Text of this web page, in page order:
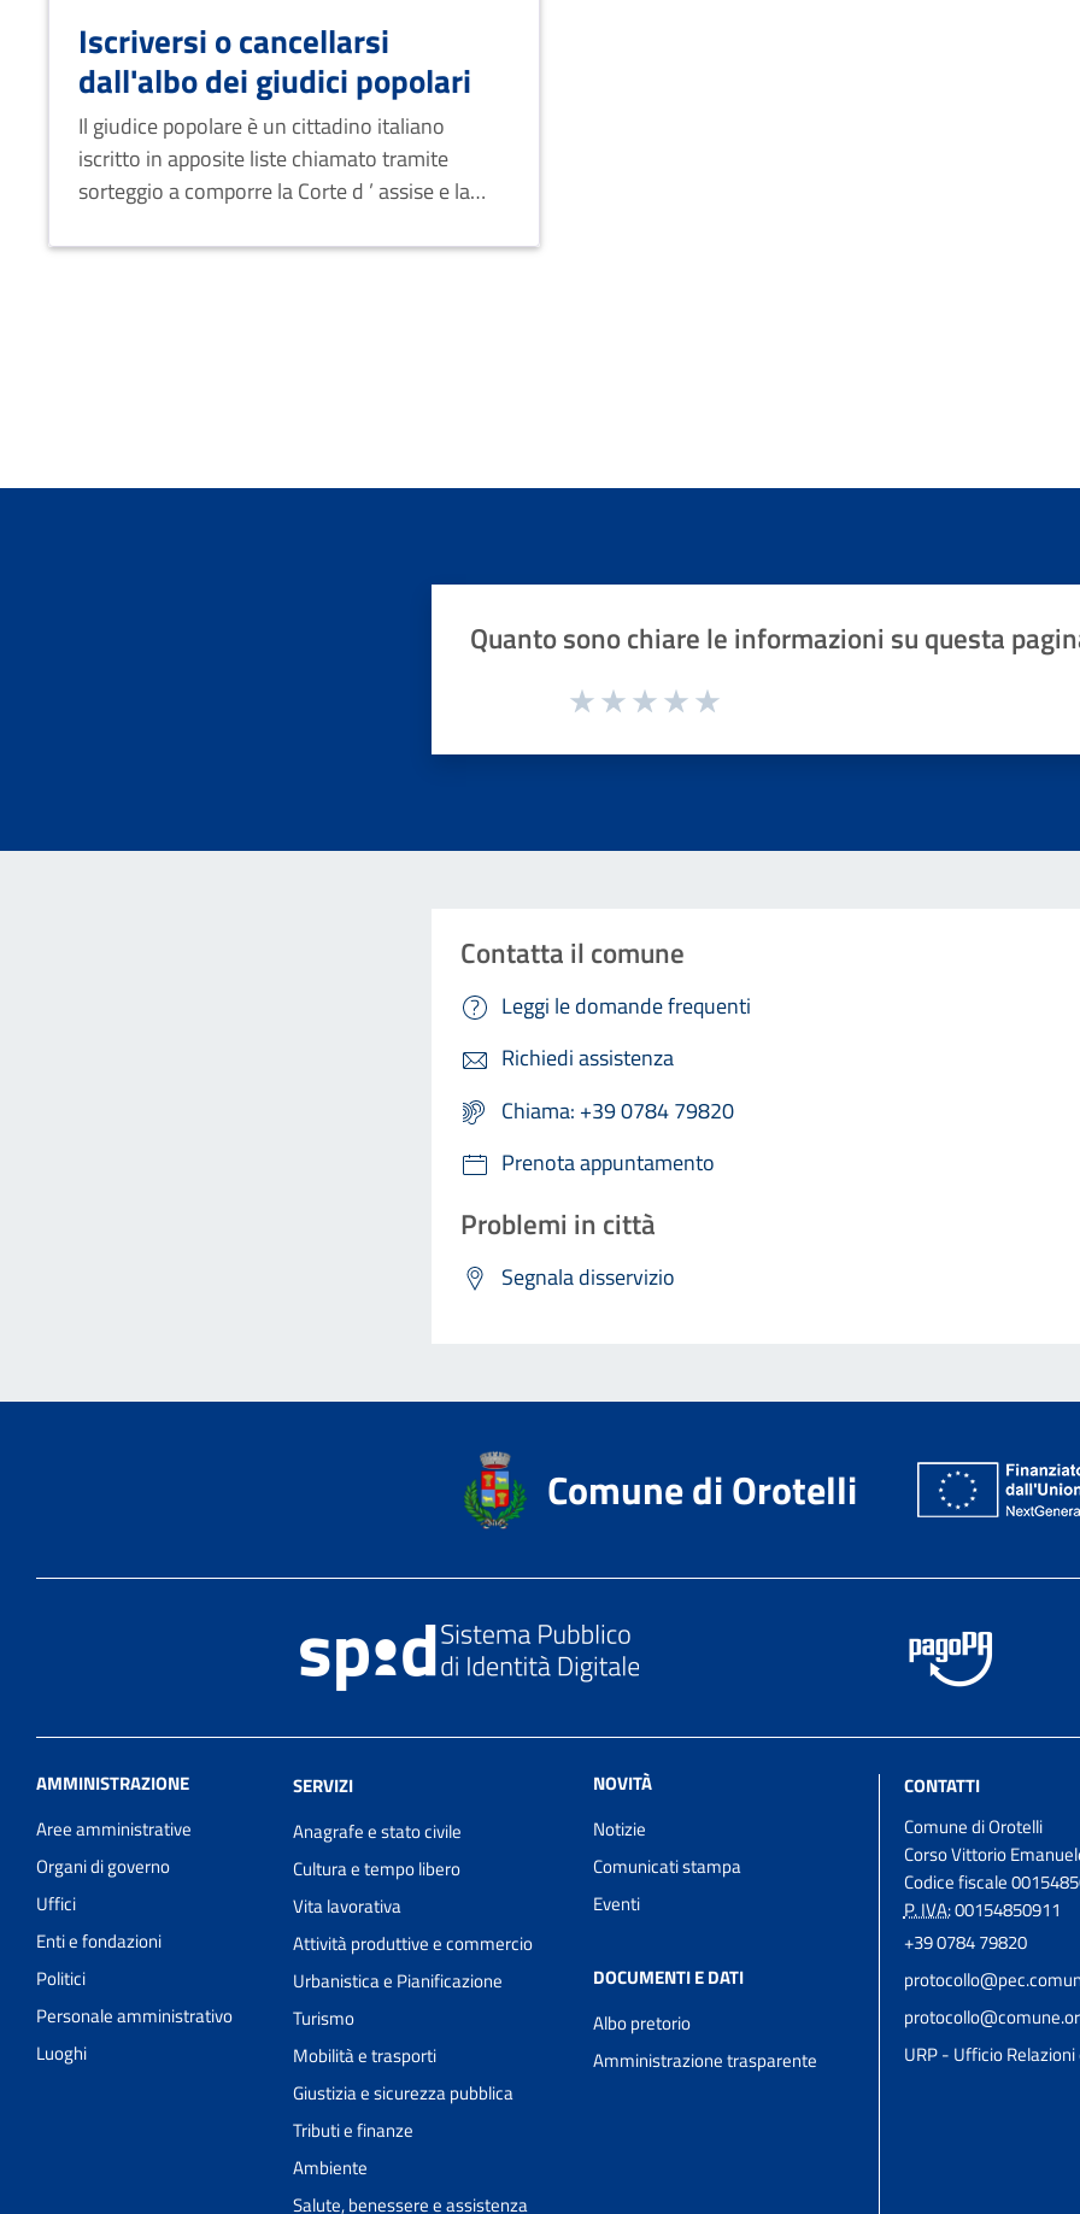
Iscriversi o cancellarsi
dall'albo dei giudici popolari
Il giudice popolare è un cittadino italiano
iscritto in apposite liste chiamato tramite
sorteggio a comporre la Corte d ’ assise e la
Quanto sono chiare le informazioni su questa
Valuta da 1 a 5 stelle la pagina
Contatta il comune
Leggi le domande frequenti
Richiedi assistenza
Chiama: +39 0784 79820
Prenota appuntamento
Problemi in città
Segnala disservizio
Comune di Orotelli
AMMINISTRAZIONE
Aree amministrative
Organi di governo
Uffici
Enti e fondazioni
Politici
Personale amministrativo
Luoghi
SERVIZI
Anagrafe e stato civile
Cultura e tempo libero
Vita lavorativa
Attività produttive e commercio
Urbanistica e Pianificazione
Turismo
Mobilità e trasporti
Giustizia e sicurezza pubblica
Tributi e finanze
Ambiente
Salute, benessere e assistenza
NOVITÀ
Notizie
Comunicati stampa
Eventi
DOCUMENTI E DATI
Albo pretorio
Amministrazione trasparente
CONTATTI
Comune di Orotelli
Corso Vittorio
Codice fiscale
P. IVA:00154850911
+39 0784 79820
URP - Ufficio